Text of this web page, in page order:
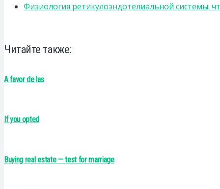
Физиология ретикулоэндотелиальной системы:
Читайте также:
A favor de las
If you opted
Buying real estate — test for marriage